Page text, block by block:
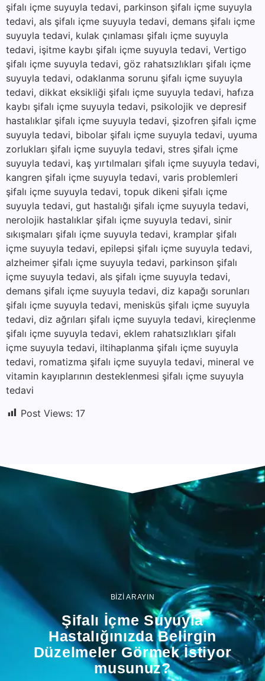
şifalı içme suyuyla tedavi, parkinson şifalı içme suyuyla
tedavi, als şifalı içme suyuyla tedavi, demans şifalı içme
suyuyla tedavi, kulak çınlaması şifalı içme suyuyla
tedavi, işitme kaybı şifalı içme suyuyla tedavi, Vertigo
şifalı içme suyuyla tedavi, göz rahatsızlıkları şifalı içme
suyuyla tedavi, odaklanma sorunu şifalı içme suyuyla
tedavi, dikkat eksikliği şifalı içme suyuyla tedavi, hafıza
kaybı şifalı içme suyuyla tedavi, psikolojik ve depresif
hastalıklar şifalı içme suyuyla tedavi, şizofren şifalı içme
suyuyla tedavi, bibolar şifalı içme suyuyla tedavi, uyuma
zorlukları şifalı içme suyuyla tedavi, stres şifalı içme
suyuyla tedavi, kaş yırtılmaları şifalı içme suyuyla tedavi,
kangren şifalı içme suyuyla tedavi, varis problemleri
şifalı içme suyuyla tedavi, topuk dikeni şifalı içme
suyuyla tedavi, gut hastalığı şifalı içme suyuyla tedavi,
nerolojik hastalıklar şifalı içme suyuyla tedavi, sinir
sıkışmaları şifalı içme suyuyla tedavi, kramplar şifalı
içme suyuyla tedavi, epilepsi şifalı içme suyuyla tedavi,
alzheimer şifalı içme suyuyla tedavi, parkinson şifalı
içme suyuyla tedavi, als şifalı içme suyuyla tedavi,
demans şifalı içme suyuyla tedavi, diz kapağı sorunları
şifalı içme suyuyla tedavi, menisküs şifalı içme suyuyla
tedavi, diz ağrıları şifalı içme suyuyla tedavi, kireçlenme
şifalı içme suyuyla tedavi, eklem rahatsızlıkları şifalı
içme suyuyla tedavi, iltihaplanma şifalı içme suyuyla
tedavi, romatizma şifalı içme suyuyla tedavi, mineral ve
vitamin kayıplarının desteklenmesi şifalı içme suyuyla
tedavi
Post Views: 17
BİZİ ARAYIN
Şifalı İçme Suyuyla
Hastalığınızda Belirgin
Düzelmeler Görmek İstiyor
musunuz?